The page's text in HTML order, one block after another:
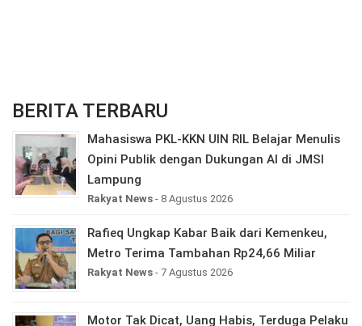
BERITA TERBARU
Mahasiswa PKL-KKN UIN RIL Belajar Menulis
Opini Publik dengan Dukungan AI di JMSI
Lampung
Rakyat News - 8 Agustus 2026
Rafieq Ungkap Kabar Baik dari Kemenkeu,
Metro Terima Tambahan Rp24,66 Miliar
Rakyat News - 7 Agustus 2026
Motor Tak Dicat, Uang Habis, Terduga Pelaku